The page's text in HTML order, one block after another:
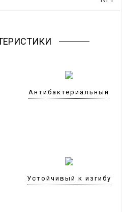
Антибактериальный
Устойчивый к изгибу